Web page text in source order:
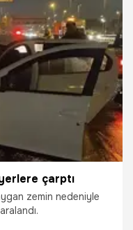
çarptı
zemin nedeniyle